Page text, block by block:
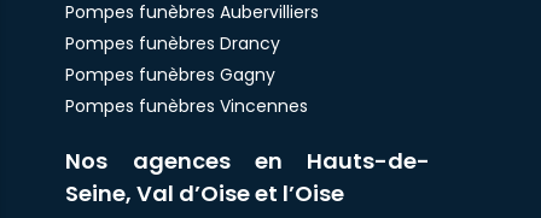
Pompes funèbres Aubervilliers
Pompes funèbres Drancy
Pompes funèbres Gagny
Pompes funèbres Vincennes
Nos agences en Hauts-de-
Seine, Val d’Oise et l’Oise